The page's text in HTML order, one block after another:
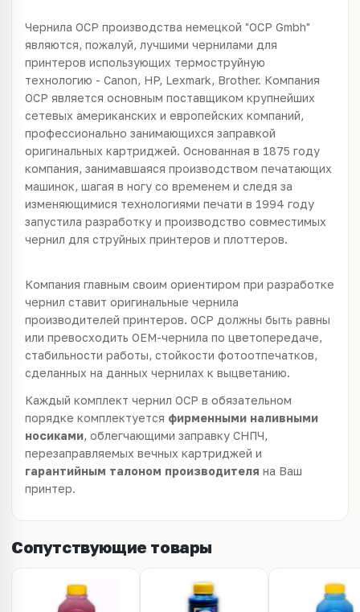
Чернила OCP производства немецкой "OCP Gmbh"
являются, пожалуй, лучшими чернилами для
принтеров использующих термоструйную
технологию - Canon, HP, Lexmark, Brother. Компания
OCP является основным поставщиком крупнейших
сетевых американских и европейских компаний,
профессионально занимающихся заправкой
оригинальных картриджей. Основанная в 1875 году
компания, занимавшаяся производством печатающих
машинок, шагая в ногу со временем и следя за
изменяющимися технологиями печати в 1994 году
запустила разработку и производство совместимых
чернил для струйных принтеров и плоттеров.
Компания главным своим ориентиром при разработке
чернил ставит оригинальные чернила
производителей принтеров. OCP должны быть равны
или превосходить OEM-чернила по цветопередаче,
стабильности работы, стойкости фотоотпечатков,
сделанных на данных чернилах к выцветанию.
Каждый комплект чернил OCP в обязательном
порядке комплектуется фирменными наливными
носиками, облегчающими заправку СНПЧ,
перезаправляемых вечных картриджей и
гарантийным талоном производителя на Ваш
принтер.
Сопутствующие товары